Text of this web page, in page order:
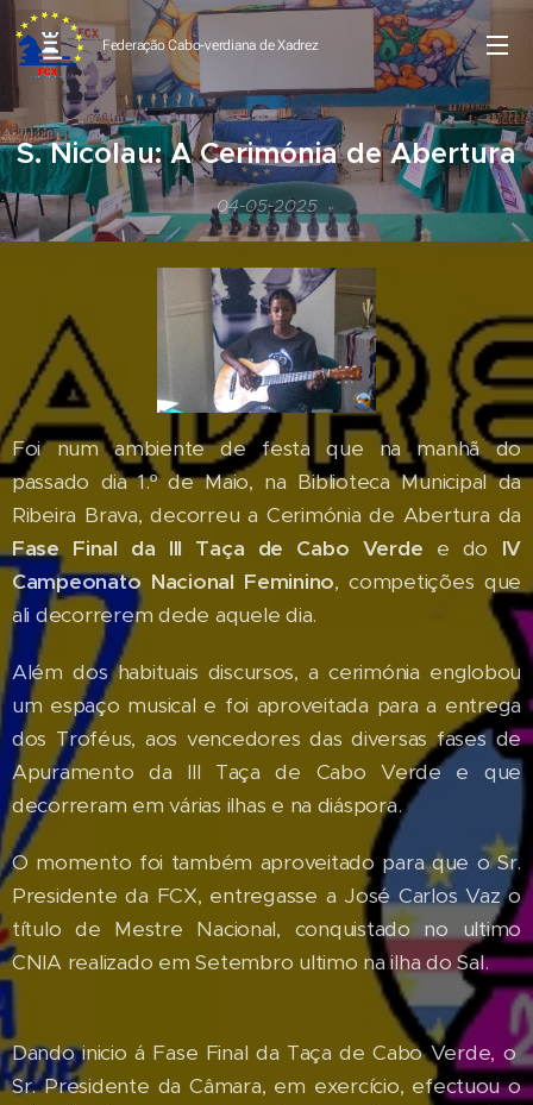
Federação Cabo-verdiana deXadrez
S. Nicolau: A Cerimónia de Abertura
04-05-2025
Foi num ambiente de festa que na manhã do
passado dia 1.º de Maio, na Biblioteca Municipal da
Ribeira Brava, decorreu a Cerimónia de Abertura da
Fase Final da III Taça de Cabo Verde e do IV
Campeonato Nacional Feminino, competições que
ali decorrerem dede aquele dia.
Além dos habituais discursos, a cerimónia englobou
um espaço musical e foi aproveitada para a entrega
dos Troféus, aos vencedores das diversas fases de
Apuramento da III Taça de Cabo Verde e que
decorreram em várias ilhas e na diáspora.
O momento foi também aproveitado para que o Sr.
Presidente da FCX, entregasse a José Carlos Vaz o
título de Mestre Nacional, conquistado no ultimo
CNIA realizado em Setembro ultimo na ilha do Sal.
Dando inicio á Fase Final da Taça de Cabo Verde, o
Sr. Presidente da Câmara, em exercício, efectuou o